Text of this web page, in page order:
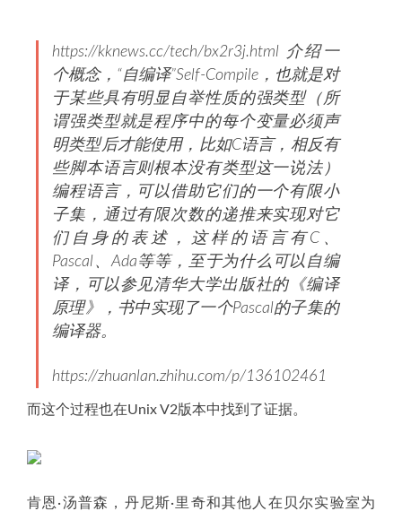
https://kknews.cc/tech/bx2r3j.html 介绍一
个概念，“自编译”Self-Compile，也就是对
于某些具有明显自举性质的强类型（所
谓强类型就是程序中的每个变量必须声
明类型后才能使用，比如C语言，相反有
些脚本语言则根本没有类型这一说法）
编程语言，可以借助它们的一个有限小
子集，通过有限次数的递推来实现对它
们自身的表述，这样的语言有C、
Pascal、Ada等等，至于为什么可以自编
译，可以参见清华大学出版社的《编译
原理》，书中实现了一个Pascal的子集的
编译器。
https://zhuanlan.zhihu.com/p/136102461
而这个过程也在Unix V2版本中找到了证据。
肯恩·汤普森，丹尼斯·里奇和其他人在贝尔实验室为